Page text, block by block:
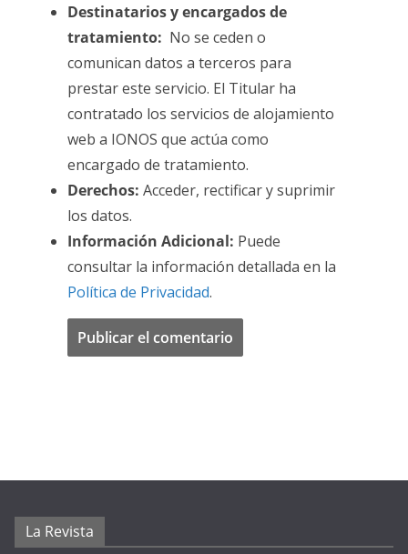
Destinatarios y encargados de
tratamiento: No se ceden o
comunican datos a terceros para
prestar este servicio. El Titular ha
contratado los servicios de alojamiento
web a IONOS que actúa como
encargado de tratamiento.
Derechos: Acceder, rectificar y suprimir
los datos.
Información Adicional: Puede
consultar la información detallada en la
Política de Privacidad.
La Revista